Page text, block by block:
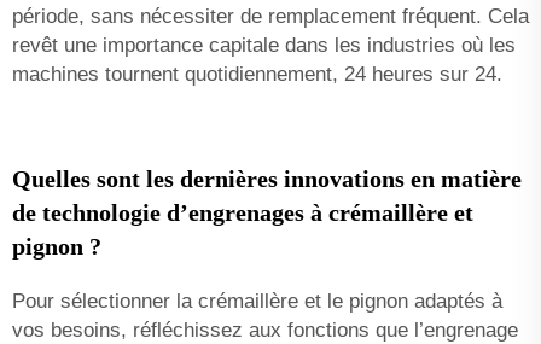
période, sans nécessiter de remplacement fréquent. Cela
revêt une importance capitale dans les industries où les
machines tournent quotidiennement, 24 heures sur 24.
Quelles sont les dernières innovations en matière
de technologie d’engrenages à crémaillère et
pignon ?
Pour sélectionner la crémaillère et le pignon adaptés à
vos besoins, réfléchissez aux fonctions que l’engrenage